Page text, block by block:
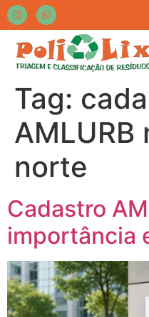
Tag:
AMLURB
norte
Cadastro
importância